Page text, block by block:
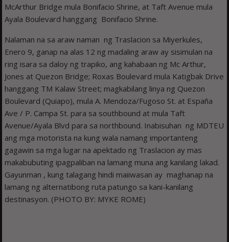
McArthur Bridge mula Bonifacio Shrine, at Taft Avenue mula
Ayala Boulevard hanggang Bonifacio Shrine.
Nalaman na sa araw naman ng Traslacion sa Miyerkules,
Enero 9, ganap na alas 12 ng madaling araw ay sisimulan na
ring isara sa daloy ng trapiko, ang kahabaan ng Mc Arthur,
Jones at Quezon Bridge; Roxas Boulevard mula Katigbak Drive
hanggang TM Kalaw Street; magkabilang linya ng Quezon
Boulevard (Quiapo), mula A. Mendoza/Fugoso St. at España
Ave / P. Campa St. para sa southbound at mula Taft
Avenue/Ayala Blvd para sa northbound. Inabisuhan ng MDTEU
ang mga motorista na kung wala namang importanteng
gagawin sa mga lugar na apektado ng Traslacion ay mas
makabubuting ipagpaliban na lamang muna ang kanilang lakad.
Gayunman , kung talagang hindi maiiwasan ay maghanap na
lamang ng alternatibong ruta patungo sa kani-kanilang
destinasyon. (PHOTO BY: MYKE ROME)